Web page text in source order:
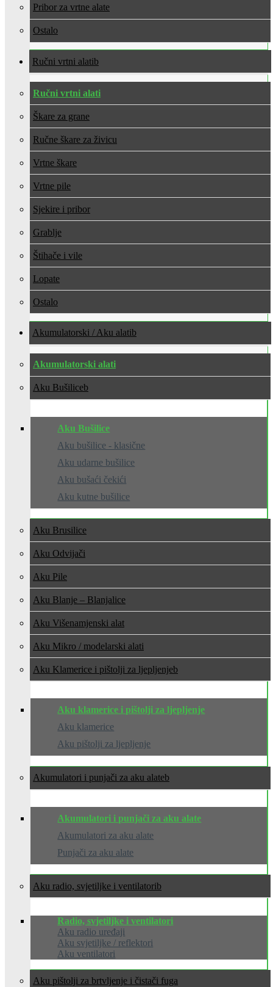
Pribor za vrtne alate
Ostalo
Ručni vrtni alati
Ručni vrtni alati
Škare za grane
Ručne škare za živicu
Vrtne škare
Vrtne pile
Sjekire i pribor
Grablje
Štihače i vile
Lopate
Ostalo
Akumulatorski / Aku alati
Akumulatorski alati
Aku Bušilice
Aku Bušilice
Aku bušilice - klasične
Aku udarne bušilice
Aku bušaći čekići
Aku kutne bušilice
Aku Brusilice
Aku Odvijači
Aku Pile
Aku Blanje – Blanjalice
Aku Višenamjenski alat
Aku Mikro / modelarski alati
Aku Klamerice i pištolji za ljepljenje
Aku klamerice i pištolji za ljepljenje
Aku klamerice
Aku pištolji za ljepljenje
Akumulatori i punjači za aku alate
Akumulatori i punjači za aku alate
Akumulatori za aku alate
Punjači za aku alate
Aku radio, svjetiljke i ventilatori
Radio, svjetiljke i ventilatori
Aku radio uređaji
Aku svjetiljke / reflektori
Aku ventilatori
Aku pištolji za brtvljenje i čistači fuga